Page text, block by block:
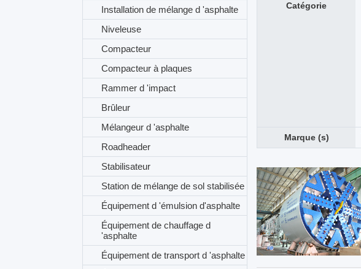
Installation de mélange d 'asphalte
Niveleuse
Compacteur
Compacteur à plaques
Rammer d 'impact
Brûleur
Mélangeur d 'asphalte
Roadheader
Stabilisateur
Station de mélange de sol stabilisée
Équipement d 'émulsion d'asphalte
Équipement de chauffage d
'asphalte
Équipement de transport d 'asphalte
Catégorie
Marque (s)